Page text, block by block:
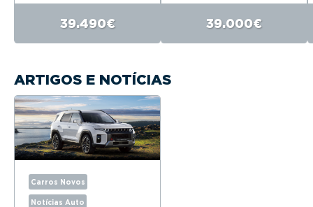
39.490€ 39.000€
ARTIGOS E NOTÍCIAS
Carros Novos
Notícias Auto